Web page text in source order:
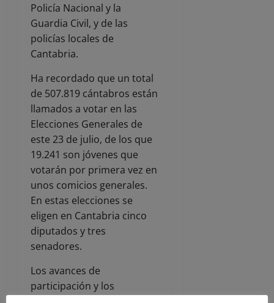
Policía Nacional y la
Guardia Civil, y de las
policías locales de
Cantabria.
Ha recordado que un total
de 507.819 cántabros están
llamados a votar en las
Elecciones Generales de
este 23 de julio, de los que
19.241 son jóvenes que
votarán por primera vez en
unos comicios generales.
En estas elecciones se
eligen en Cantabria cinco
diputados y tres
senadores.
Los avances de
participación y los